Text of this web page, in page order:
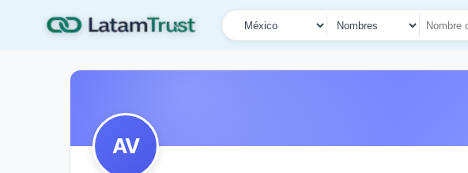
País
Tipo de búsqueda
Nombre o documento
AV